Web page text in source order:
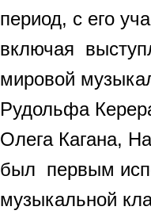
период, с его
включая
мировой
Рудольфа
Олега Кагана,
был первым
музыкальной